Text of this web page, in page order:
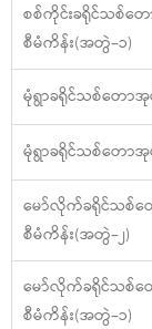
စစ်ကိုင်းခရိုင်သစ်တ
စီမံကိန်း(အတွဲ−၁)
မုံရွာခရိုင်သစ်တော
မုံရွာခရိုင်သစ်တော
မော်လိုက်ခရိုင်သစ်
စီမံကိန်း(အတွဲ−၂)
မော်လိုက်ခရိုင်သစ်
စီမံကိန်း(အတွဲ−၁)